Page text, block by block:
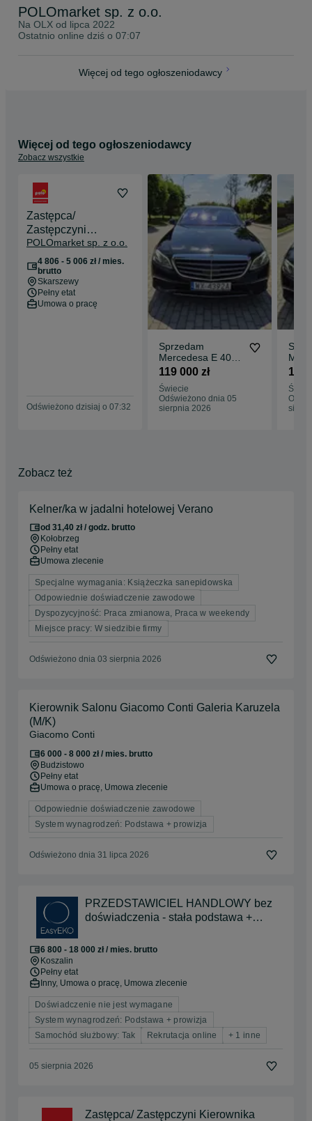
POLOmarket sp. z o.o.
Na OLX od lipca 2022
Ostatnio online dziś o 07:07
Więcej od tego ogłoszeniodawcy
Więcej od tego ogłoszeniodawcy
Zobacz wszystkie
Zastępca/
Zastępczyni
Kierownika Sklepu
POLOmarket
SKARSZEWY
POLOmarket sp. z o.o.
4 806 - 5 006 zł / mies.
brutto
Skarszewy
Pełny etat
Umowa o pracę
Odświeżono dzisiaj o 07:32
Sprzedam
Mercedesa E 400
d 4MATIC
4392A
119 000 zł
Świecie
Odświeżono dnia 05
sierpnia 2026
d
109
Zobacz też
Kelner/ka w jadalni hotelowej Verano
od 31,40 zł / godz. brutto
Kołobrzeg
Pełny etat
Umowa zlecenie
Specjalne wymagania: Książeczka sanepidowska
Odpowiednie doświadczenie zawodowe
Dyspozycyjność: Praca zmianowa, Praca w weekendy
Miejsce pracy: W siedzibie firmy
Odświeżono dnia 03 sierpnia 2026
Kierownik Salonu Giacomo Conti Galeria Karuzela
(M/K)
Giacomo Conti
6 000 - 8 000 zł / mies. brutto
Budzistowo
Pełny etat
Umowa o pracę, Umowa zlecenie
Odpowiednie doświadczenie zawodowe
System wynagrodzeń: Podstawa + prowizja
Odświeżono dnia 31 lipca 2026
PRZEDSTAWICIEL HANDLOWY bez
doświadczenia - stała podstawa +
6 800 - 18 000 zł / mies. brutto
Koszalin
Pełny etat
Inny, Umowa o pracę, Umowa zlecenie
Doświadczenie nie jest wymagane
System wynagrodzeń: Podstawa + prowizja
Samochód służbowy: Tak
Rekrutacja online + 1 inne
05 sierpnia 2026
Zastępca/ Zastępczyni Kierownika